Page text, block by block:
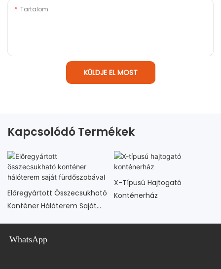
Tartalom
KÜLDJE EL MOST
Kapcsolódó Termékek
Előregyártott Összecsukható
Konténer Hálóterem Saját
X-Típusú Hajtogató
Konténerház
WhatsApp